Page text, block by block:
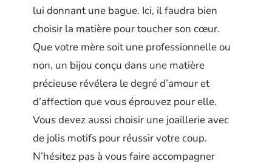
lui donnant une bague. Ici, il faudra bien
choisir la matière pour toucher son cœur.
Que votre mère soit une professionnelle ou
non, un bijou conçu dans une matière
précieuse révélera le degré d’amour et
d’affection que vous éprouvez pour elle.
Vous devez aussi choisir une joaillerie avec
de jolis motifs pour réussir votre coup.
N’hésitez pas à vous faire accompagner